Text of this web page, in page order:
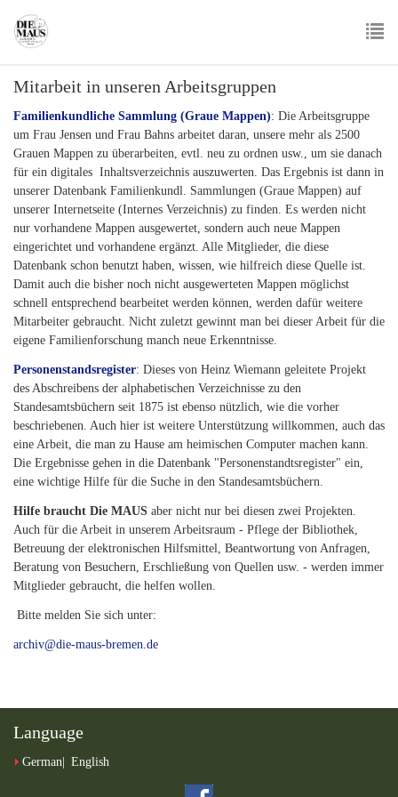
main
Mitarbeit in unseren Arbeitsgruppen
Familienkundliche Sammlung (Graue Mappen): Die Arbeitsgruppe
um Frau Jensen und Frau Bahns arbeitet daran, unsere mehr als 2500
Grauen Mappen zu überarbeiten, evtl. neu zu ordnen usw., um sie danach
für ein digitales Inhaltsverzeichnis auszuwerten. Das Ergebnis ist dann in
unserer Datenbank Familienkundl. Sammlungen (Graue Mappen) auf
unserer Internetseite (Internes Verzeichnis) zu finden. Es werden nicht
nur vorhandene Mappen ausgewertet, sondern auch neue Mappen
eingerichtet und vorhandene ergänzt. Alle Mitglieder, die diese
Datenbank schon benutzt haben, wissen, wie hilfreich diese Quelle ist.
Damit auch die bisher noch nicht ausgewerteten Mappen möglichst
schnell entsprechend bearbeitet werden können, werden dafür weitere
Mitarbeiter gebraucht. Nicht zuletzt gewinnt man bei dieser Arbeit für die
eigene Familienforschung manch neue Erkenntnisse.
Personenstandsregister: Dieses von Heinz Wiemann geleitete Projekt
des Abschreibens der alphabetischen Verzeichnisse zu den
Standesamtsbüchern seit 1875 ist ebenso nützlich, wie die vorher
beschriebenen. Auch hier ist weitere Unterstützung willkommen, auch das
eine Arbeit, die man zu Hause am heimischen Computer machen kann.
Die Ergebnisse gehen in die Datenbank "Personenstandtsregister" ein,
eine wichtige Hilfe für die Suche in den Standesamtsbüchern.
Hilfe braucht Die MAUS aber nicht nur bei diesen zwei Projekten.
Auch für die Arbeit in unserem Arbeitsraum - Pflege der Bibliothek,
Betreuung der elektronischen Hilfsmittel, Beantwortung von Anfragen,
Beratung von Besuchern, Erschließung von Quellen usw. - werden immer
Mitglieder gebraucht, die helfen wollen.
Bitte melden Sie sich unter:
archiv@die-maus-bremen.de
Language
German English